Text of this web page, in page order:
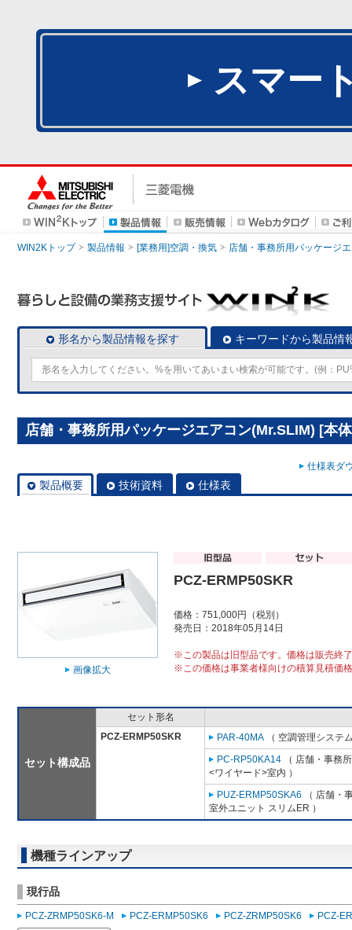
スマー
WIN2Kトップ 製品情報 [業務用]空調・換気 店舗・事務所用パッケージ
形名から製品情報を探す キーワードから製品情
店舗・事務所用パッケージエアコン(Mr.SLIM) [本
仕様表ダ
製品概要 技術資料 仕様表
画像拡大
PCZ-ERMP50SKR
価格：751,000円（税別）
発売日：2018年05月14日
※この製品は旧型品です。価格は販売終
※この価格は事業者様向けの積算見積価
セット構成品
セット形名
PCZ-ERMP50SKR
PAR-40MA （ 空調管理システ
PC-RP50KA14 （ 店舗・事務
<ワイヤード>室内 ）
PUZ-ERMP50SKA6 （ 店舗・
室外ユニット スリムER ）
機種ラインアップ
現行品
PCZ-ZRMP50SK6-M PCZ-ERMP50SK6 PCZ-ZRMP50SK6 PCZ-